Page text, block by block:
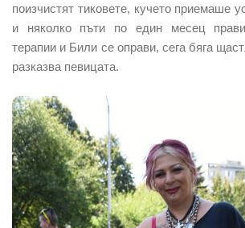
поизчистят тиковете, кучето приемаше
и няколко пъти по един месец
терапии и Били се оправи, сега бяга
разказва певицата.